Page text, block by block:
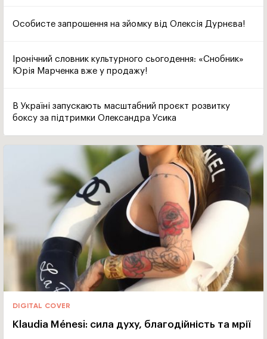
Особисте запрошення на зйомку від Олексія Дурнєва!
Іронічний словник культурного сьогодення: «Снобник»
Юрія Марченка вже у продажу!
В Україні запускають масштабний проєкт розвитку
боксу за підтримки Олександра Усика
DIGITAL COVER
Klaudia Ménesi: сила духу, благодійність та мрії